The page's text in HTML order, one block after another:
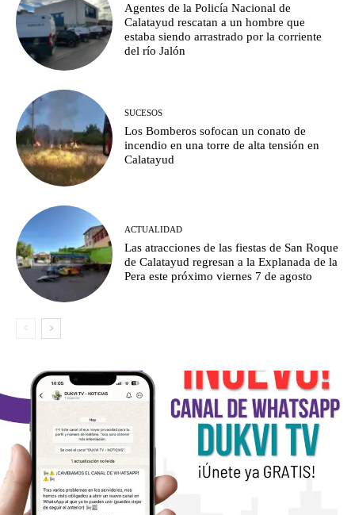
Agentes de la Policía Nacional de
Calatayud rescatan a un hombre que
estaba siendo arrastrado por la corriente
del río Jalón
SUCESOS
Los Bomberos sofocan un conato de
incendio en una torre de alta tensión en
Calatayud
ACTUALIDAD
Las atracciones de las fiestas de San Roque
de Calatayud regresan a la Explanada de la
Pera este próximo viernes 7 de agosto